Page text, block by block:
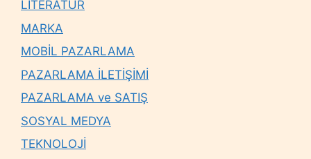
LİTERATÜR
MARKA
MOBİL PAZARLAMA
PAZARLAMA İLETİŞİMİ
PAZARLAMA ve SATIŞ
SOSYAL MEDYA
TEKNOLOJİ